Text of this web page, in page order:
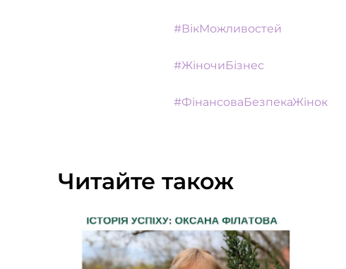
#ВікМожливостей
#ЖіночиБізнес
#ФінансоваБезпекаЖінок
Читайте також